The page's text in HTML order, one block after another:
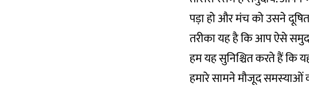
पड़ा हो और मंच को उसने
तरीका यह है कि आप ऐसे
हम यह सुनिश्चित करते हैं कि
हमारे सामने मौजूद